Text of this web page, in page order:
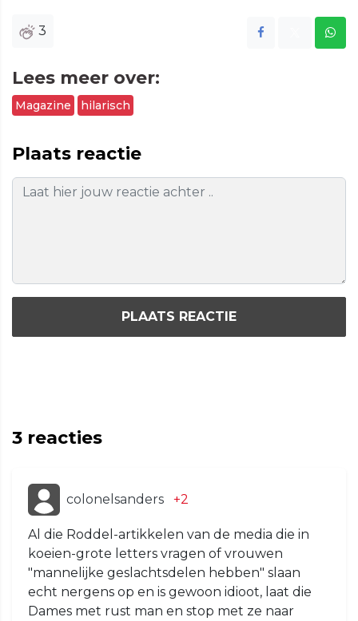
3
Lees meer over:
Magazine hilarisch
Plaats reactie
PLAATS REACTIE
3 reacties
colonelsanders +2
Al die Roddel-artikkelen van de media die in
koeien-grote letters vragen of vrouwen
"mannelijke geslachtsdelen hebben" slaan
echt nergens op en is gewoon idioot, laat die
Dames met rust man en stop met ze naar